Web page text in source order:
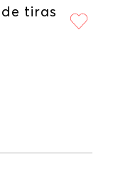
tiras